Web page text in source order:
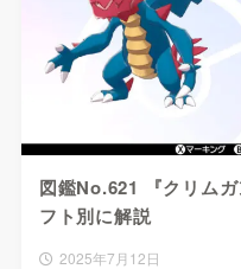
図鑑No.621 『クリム
フト別に解説
2025年7月12日